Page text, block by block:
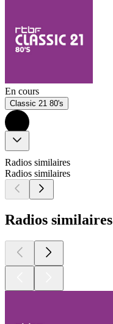
En cours
Classic 21 80's
Radios similaires
Radios similaires
Radios similaires